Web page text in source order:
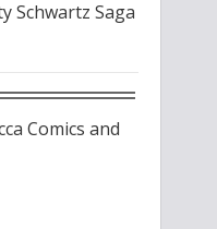
Schwartz Saga
Comics and